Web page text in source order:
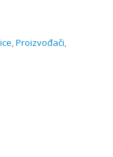
Proizvođači